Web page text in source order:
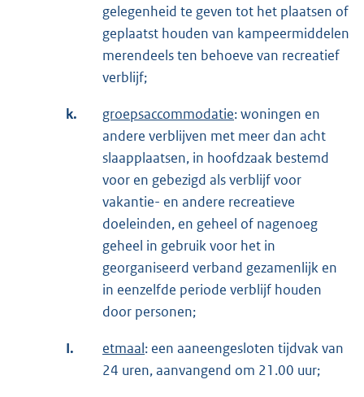
gelegenheid te geven tot het plaatsen of
geplaatst houden van kampeermiddelen
merendeels ten behoeve van recreatief
verblijf;
k. groepsaccommodatie: woningen en
andere verblijven met meer dan acht
slaapplaatsen, in hoofdzaak bestemd
voor en gebezigd als verblijf voor
vakantie- en andere recreatieve
doeleinden, en geheel of nagenoeg
geheel in gebruik voor het in
georganiseerd verband gezamenlijk en
in eenzelfde periode verblijf houden
door personen;
I. etmaal: een aaneengesloten tijdvak van
24 uren, aanvangend om 21.00 uur;